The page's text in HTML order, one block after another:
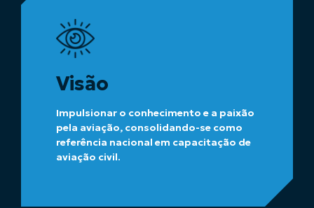
Visão
Impulsionar o conhecimento e a paixão
pela aviação, consolidando-se como
referência nacional em capacitação de
aviação civil.